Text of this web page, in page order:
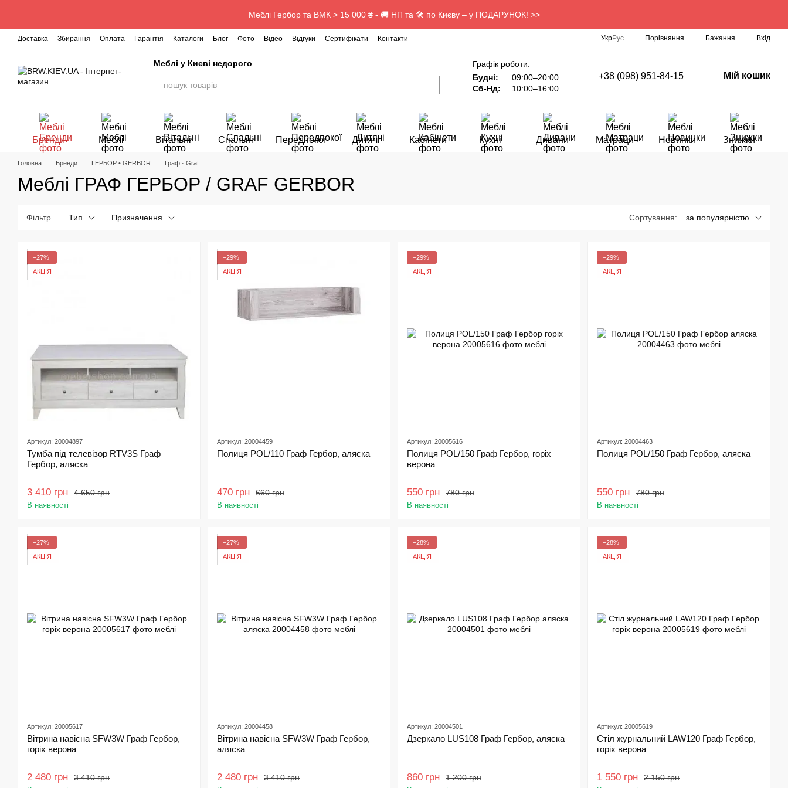
Меблі Гербор та ВМК > 15 000 ₴ - 🚚 НП та 🛠️ по Києву – у ПОДАРУНОК! >>
Доставка Збирання Оплата Гарантія Каталоги Блог Фото Відео Відгуки Сертифікати Контакти УкрРус Порівняння Бажання Вхід
Меблі у Києві недорого
Графік роботи:
Будні:
09:00–20:00
Сб-Нд:
10:00–16:00
+38 (098) 951-84-15 Мій кошик
Бренди Меблі Вітальні Спальні Передпокої Дитячі Кабінети Кухні Дивани Матраци Новинки Знижки
Головна Бренди ГЕРБОР • GERBOR Граф · Graf
Меблі ГРАФ ГЕРБОР / GRAF GERBOR
Фільтр Тип Призначення Сортування: за популярністю
−27%
АКЦІЯ
Артикул: 20004897
Тумба під телевізор RTV3S Граф
Гербор, аляска
4 650 грн
3 410 грн
В наявності
−29%
АКЦІЯ
Артикул: 20004459
Полиця POL/110 Граф Гербор, аляска
660 грн
470 грн
В наявності
−29%
АКЦІЯ
Артикул: 20005616
Полиця POL/150 Граф Гербор, горіх
верона
780 грн
550 грн
В наявності
−29%
АКЦІЯ
Артикул: 20004463
Полиця POL/150 Граф Гербор, аляска
780 грн
550 грн
В наявності
−27%
АКЦІЯ
Артикул: 20005617
Вітрина навісна SFW3W Граф Гербор,
горіх верона
3 410 грн
2 480 грн
−27%
АКЦІЯ
Артикул: 20004458
Вітрина навісна SFW3W Граф Гербор,
аляска
3 410 грн
2 480 грн
−28%
АКЦІЯ
Артикул: 20004501
Дзеркало LUS108 Граф Гербор, аляска
1 200 грн
860 грн
−28%
АКЦІЯ
Артикул: 20005619
Стіл журнальний LAW120 Граф Гербор,
горіх верона
2 150 грн
1 550 грн